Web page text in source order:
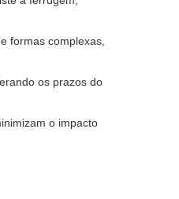
formas complexas,
os prazos do
o impacto